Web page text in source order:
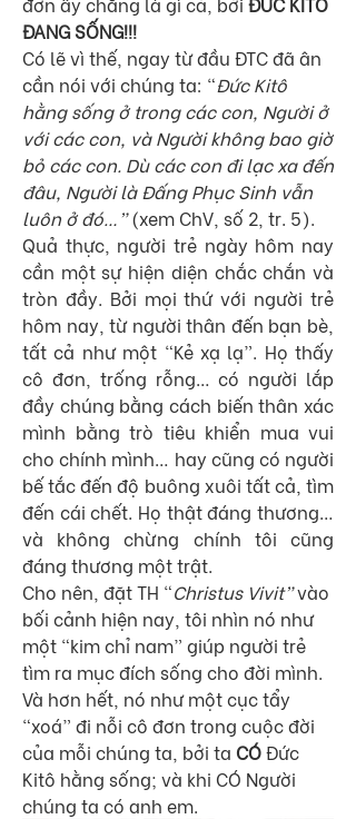
ĐANG SỐNG!!!
Có lẽ vì thế, ngay từ đầu ĐTC đã ân
cần nói với chúng ta: “Đức Kitô
hằng sống ở trong các con, Người ở
với các con, và Người không bao giờ
bỏ các con. Dù các con đi lạc xa đến
đâu, Người là Đấng Phục Sinh vẫn
luôn ở đó…” (xem ChV, số 2, tr. 5).
Quả thực, người trẻ ngày hôm nay
cần một sự hiện diện chắc chắn và
tròn đầy. Bởi mọi thứ với người trẻ
hôm nay, từ người thân đến bạn bè,
tất cả như một “Kẻ xạ lạ”. Họ thấy
cô đơn, trống rỗng… có người lắp
đầy chúng bằng cách biến thân xác
mình bằng trò tiêu khiển mua vui
cho chính mình… hay cũng có người
bế tắc đến độ buông xuôi tất cả, tìm
đến cái chết. Họ thật đáng thương…
và không chừng chính tôi cũng
đáng thương một trật.
Cho nên, đặt TH “Christus Vivit” vào
bối cảnh hiện nay, tôi nhìn nó như
một “kim chỉ nam” giúp người trẻ
tìm ra mục đích sống cho đời mình.
Và hơn hết, nó như một cục tẩy
“xoá” đi nỗi cô đơn trong cuộc đời
của mỗi chúng ta, bởi ta CÓ Đức
Kitô hằng sống; và khi CÓ Người
chúng ta có anh em.